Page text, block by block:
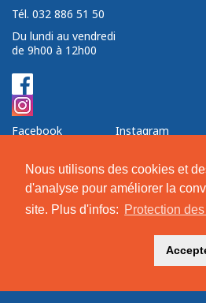
Nous utilisons des cookies et
d'analyse pour améliorer la
site. Plus d'infos: Protection
Tél. 032 886 51 50
Du lundi au vendredi
de 9h00 à 12h00
Facebook
Instagram